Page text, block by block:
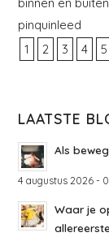
pinquinleed
1
2 3 4 5
LAATSTE
Als
4 augustus 2026 -
Waar je